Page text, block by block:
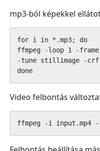
mp3-ból képekkel
for i in *.mp3; do
ffmpeg -loop 1 -
-tune stillimage -crf
done
Video felbontás
ffmpeg -i input.mp4